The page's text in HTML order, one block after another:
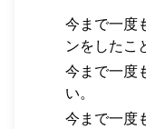
今まで一度
ンをしたこ
今まで一度
い。
今まで一度